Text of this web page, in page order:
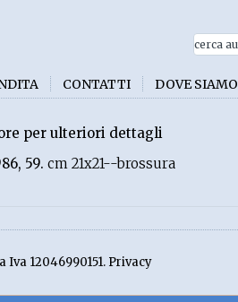
CONTATTI DOVE SIAMO
per ulteriori dettagli
59. cm 21x21--brossura
12046990151. Privacy